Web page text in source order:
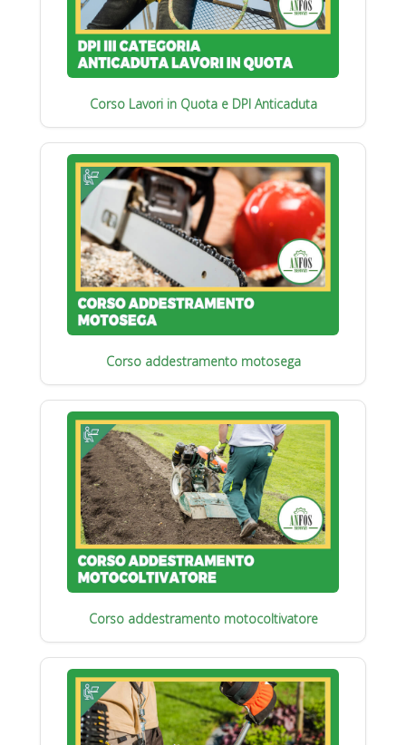
Corso Lavori in Quota e DPI Anticaduta
Corso addestramento motosega
Corso addestramento motocoltivatore